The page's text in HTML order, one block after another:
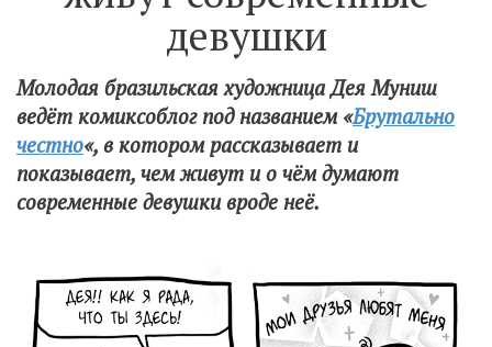
девушки
Молодая бразильская художница Дея Муниш
ведёт комиксоблог под названием «Брутально
честно«, в котором рассказывает и
показывает, чем живут и о чём думают
современные девушки вроде неё.